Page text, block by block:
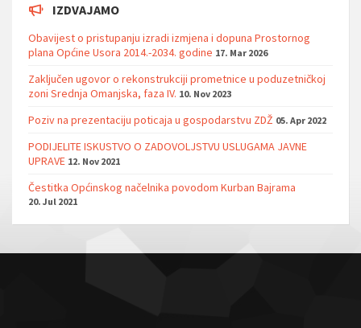
IZDVAJAMO
Obavijest o pristupanju izradi izmjena i dopuna Prostornog
plana Općine Usora 2014.-2034. godine 17. Mar 2026
Zaključen ugovor o rekonstrukciji prometnice u poduzetničkoj
zoni Srednja Omanjska, faza IV. 10. Nov 2023
Poziv na prezentaciju poticaja u gospodarstvu ZDŽ 05. Apr 2022
PODIJELITE ISKUSTVO O ZADOVOLJSTVU USLUGAMA JAVNE
UPRAVE 12. Nov 2021
Čestitka Općinskog načelnika povodom Kurban Bajrama
20. Jul 2021